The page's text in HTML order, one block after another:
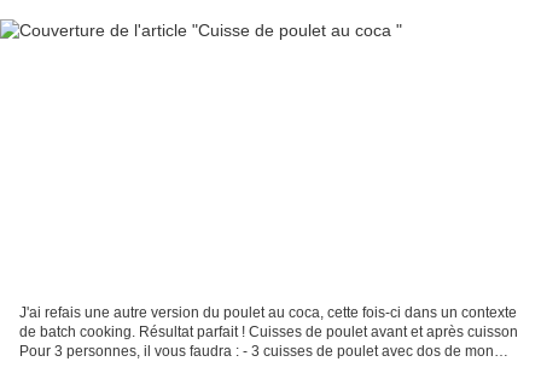
J'ai refais une autre version du poulet au coca, cette fois-ci dans un contexte
de batch cooking. Résultat parfait ! Cuisses de poulet avant et après cuisson
Pour 3 personnes, il vous faudra : - 3 cuisses de poulet avec dos de mon